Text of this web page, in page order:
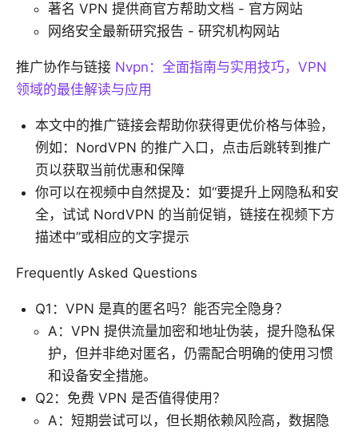
著名 VPN 提供商官方帮助文档 - 官方网站
网络安全最新研究报告 - 研究机构网站
推广协作与链接 Nvpn：全面指南与实用技巧，VPN
领域的最佳解读与应用
本文中的推广链接会帮助你获得更优价格与体验，
例如：NordVPN 的推广入口，点击后跳转到推广
页以获取当前优惠和保障
你可以在视频中自然提及：如“要提升上网隐私和安
全，试试 NordVPN 的当前促销，链接在视频下方
描述中”或相应的文字提示
Frequently Asked Questions
Q1：VPN 是真的匿名吗？能否完全隐身？
A：VPN 提供流量加密和地址伪装，提升隐私保
护，但并非绝对匿名，仍需配合明确的使用习惯
和设备安全措施。
Q2：免费 VPN 是否值得使用？
A：短期尝试可以，但长期依赖风险高，数据隐